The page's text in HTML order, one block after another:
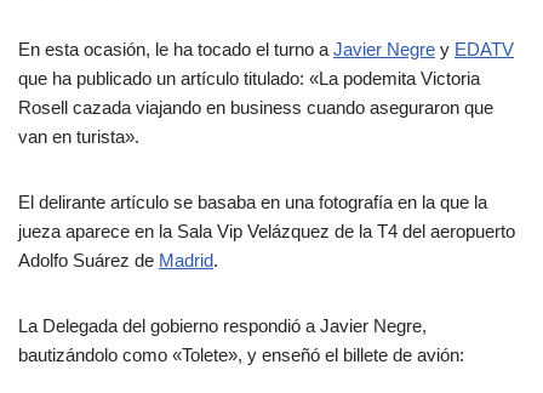
En esta ocasión, le ha tocado el turno a Javier Negre y EDATV
que ha publicado un artículo titulado: «La podemita Victoria
Rosell cazada viajando en business cuando aseguraron que
van en turista».
El delirante artículo se basaba en una fotografía en la que la
jueza aparece en la Sala Vip Velázquez de la T4 del aeropuerto
Adolfo Suárez de Madrid.
La Delegada del gobierno respondió a Javier Negre,
bautizándolo como «Tolete», y enseñó el billete de avión: